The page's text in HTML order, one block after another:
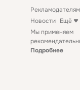
Рекламодателям
Новости Ещё
Мы применяем
Подробнее